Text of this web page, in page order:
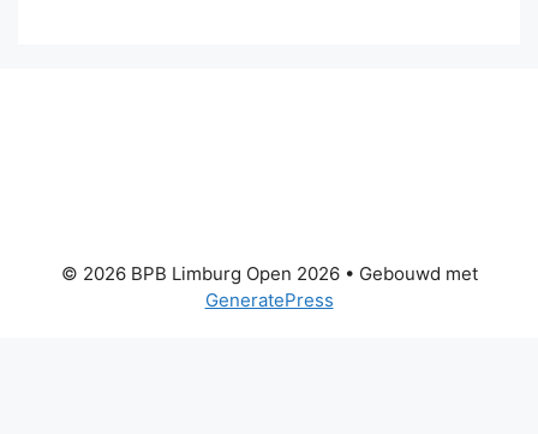
© 2026 BPB Limburg Open 2026• Gebouwd met
GeneratePress